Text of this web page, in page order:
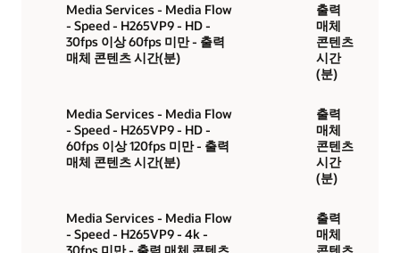
Media Services - Media Flow
- Speed - H265VP9 - HD -
30fps 이상 60fps 미만 - 출력
매체 콘텐츠 시간(분)
출력
매체
콘텐츠
시간
(분)
Media Services - Media Flow
- Speed - H265VP9 - HD -
60fps 이상 120fps 미만 - 출력
매체 콘텐츠 시간(분)
출력
매체
콘텐츠
시간
(분)
Media Services - Media Flow
- Speed - H265VP9 - 4k -
출력
매체